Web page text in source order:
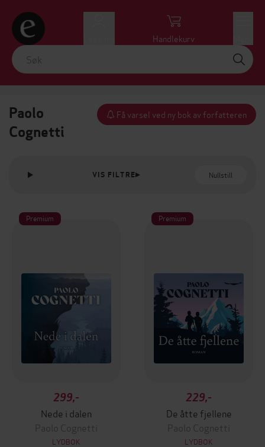
Handlekurv
Paolo
Cognetti
Få varsel ved ny bok av forfatteren
VIS FILTRE Nullstill
Premium
299,-
Nede i dalen
Paolo Cognetti
LYDBOK
Premium
229,-
De åtte fjellene
Paolo Cognetti
LYDBOK